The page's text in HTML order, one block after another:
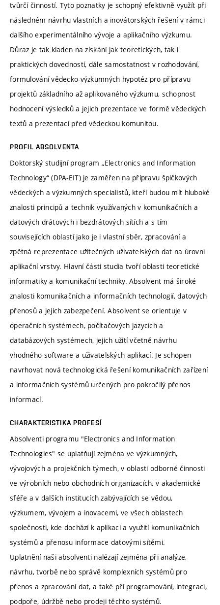
tvůrčí činností. Tyto poznatky je schopný efektivně využít při
následném návrhu vlastních a inovátorských řešení v rámci
dalšího experimentálního vývoje a aplikačního výzkumu.
Důraz je tak kladen na získání jak teoretických, tak i
praktických dovedností, dále samostatnost v rozhodování,
formulování vědecko-výzkumných hypotéz pro přípravu
projektů základního až aplikovaného výzkumu, schopnost
hodnocení výsledků a jejich prezentace ve formě vědeckých
textů a prezentací před vědeckou komunitou.
PROFIL ABSOLVENTA
Doktorský studijní program „Electronics and Information
Technology“ (DPA-EIT) je zaměřen na přípravu špičkových
vědeckých a výzkumných specialistů, kteří budou mít hluboké
znalosti principů a technik využívaných v komunikačních a
datových drátových i bezdrátových sítích a s tím
souvisejících oblastí jako je i vlastní sběr, zpracování a
zpětná reprezentace užitečných uživatelských dat na úrovni
aplikační vrstvy. Hlavní části studia tvoří oblasti teoretické
informatiky a komunikační techniky. Absolvent má široké
znalosti komunikačních a informačních technologií, datových
přenosů a jejich zabezpečení. Absolvent se orientuje v
operačních systémech, počítačových jazycích a
databázových systémech, jejich užití včetně návrhu
vhodného software a uživatelských aplikací. Je schopen
navrhovat nová technologická řešení komunikačních zařízení
a informačních systémů určených pro pokročilý přenos
informací.
CHARAKTERISTIKA PROFESÍ
Absolventi programu "Electronics and Information
Technologies" se uplatňují zejména ve výzkumných,
vývojových a projekčních týmech, v oblasti odborné činnosti
ve výrobních nebo obchodních organizacích, v akademické
sféře a v dalších institucích zabývajících se vědou,
výzkumem, vývojem a inovacemi, ve všech oblastech
společnosti, kde dochází k aplikaci a využití komunikačních
systémů a přenosu informace datovými sítěmi.
Uplatnění naši absolventi nalézají zejména při analýze,
návrhu, tvorbě nebo správě komplexních systémů pro
přenos a zpracování dat, a také při programování, integraci,
podpoře, údržbě nebo prodeji těchto systémů.